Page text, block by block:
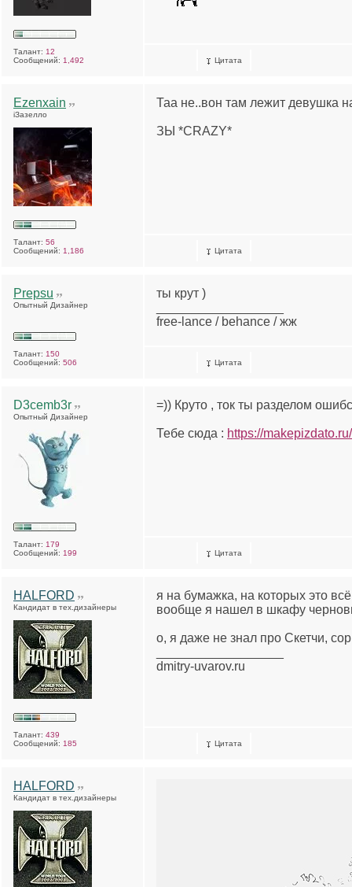
Талант: 12
Сообщений: 1,492 Цитата
Ezenxain
iЗазелло
Талант: 56
Сообщений: 1,186
Таа не..вон там лежит девушка
ЗЫ *CRAZY*
Цитата
Prepsu
Опытный Дизайнер
Талант: 150
Сообщений: 506
ты крут )
free-lance / behance / жж
Цитата
D3cemb3r
Опытный Дизайнер
Талант: 179
Сообщений: 199
=)) Круто , ток ты разделом
Тебе сюда : https://
Цитата
HALFORD
Кандидат в тех.дизайнеры
Талант: 439
Сообщений: 185
я на бумажка, на которых это
вообще я нашел в шкафу
о, я даже не знал про Скетчи,
dmitry-uvarov.ru
Цитата
HALFORD
Кандидат в тех.дизайнеры